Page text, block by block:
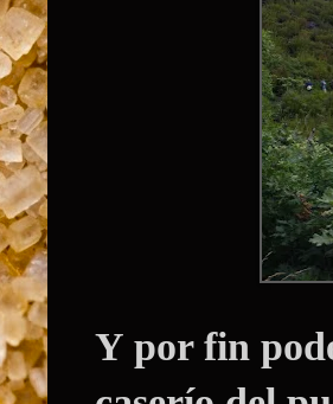
Y por fin